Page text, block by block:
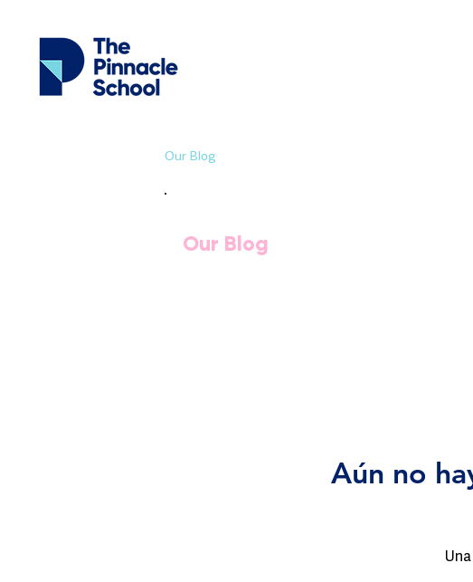
Our Blog
Our Blog
Aún no